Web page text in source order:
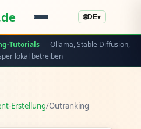
🌐DE▾
Tutorials— Ollama, Stable Diffusion,
lokal betreiben
Erstellung/Outranking